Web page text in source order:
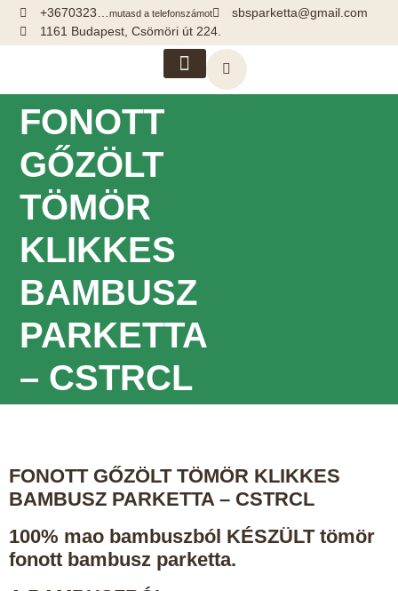
+3670323…mutasd a telefonszámot
sbsparketta@gmail.com
1161 Budapest, Csömöri út 224.
FONOTT
GŐZÖLT
TÖMÖR
KLIKKES
BAMBUSZ
PARKETTA
– CSTRCL
FONOTT GŐZÖLT TÖMÖR KLIKKES
BAMBUSZ PARKETTA – CSTRCL
100% mao bambuszból KÉSZÜLT tömör
fonott bambusz parketta.